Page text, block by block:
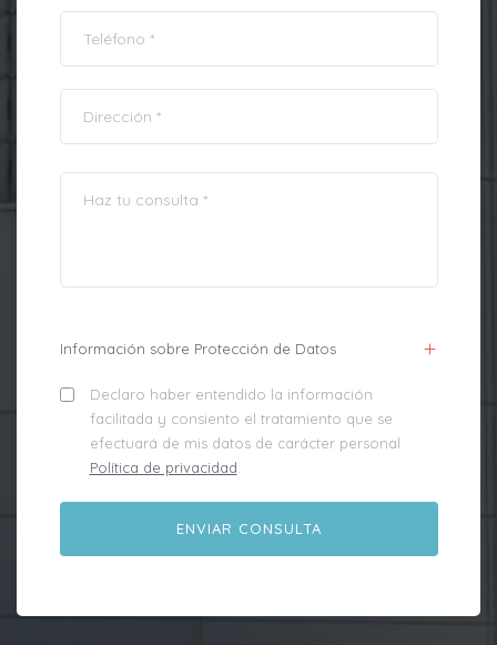
Información sobre Protección de Datos
Declaro haber entendido la información
facilitada y consiento el tratamiento que se
efectuará de mis datos de carácter personal.
Política de privacidad.